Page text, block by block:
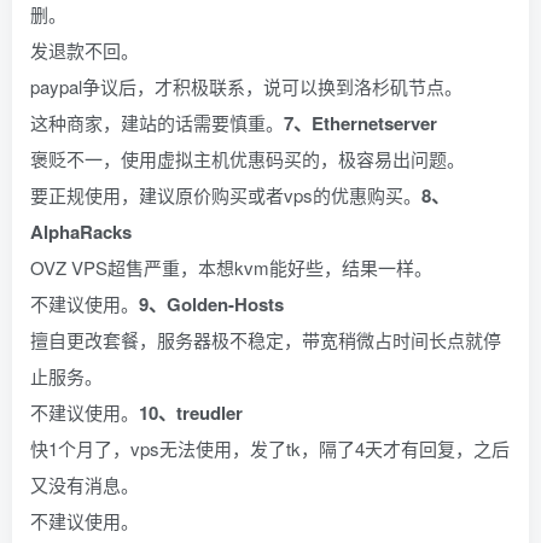
删。
发退款不回。
paypal争议后，才积极联系，说可以换到洛杉矶节点。
这种商家，建站的话需要慎重。 7、Ethernetserver
褒贬不一，使用虚拟主机优惠码买的，极容易出问题。
要正规使用，建议原价购买或者vps的优惠购买。 8、
AlphaRacks
OVZ VPS超售严重，本想kvm能好些，结果一样。
不建议使用。 9、Golden-Hosts
擅自更改套餐，服务器极不稳定，带宽稍微占时间长点就停
止服务。
不建议使用。 10、treudler
快1个月了，vps无法使用，发了tk，隔了4天才有回复，之后
又没有消息。
不建议使用。